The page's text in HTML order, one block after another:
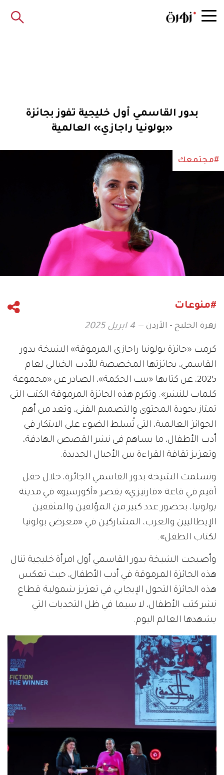
بدور القاسمي أول خليجية تفوز بجائزة
«بولونيا راجازي» العالمية
#مجتمعك
#منوعات
زهرة الخليج - الأردن 4 ابريل 2025
كرمت «جائزة بولونيا راجازي المرموقة» الشيخة بدور
القاسمي، بجائزتها المخصصة للأدب الخيالي لعام
2025، عن كتابها «بيت الحكمة»، الصادر عن «مجموعة
كلمات للنشر». وتكرم هذه الجائزة المرموقة الكتب التي
تمتاز بجودة المحتوى والتصميم الفني، وتعد من أهم
الجوائز العالمية، التي تُسلط الضوء على الابتكار في
أدب الأطفال، ما يساهم في نشر القصص الهادفة،
وتعزيز ثقافة القراءة بين الأجيال الجديدة.
وتسلمت الشيخة بدور القاسمي الجائزة، خلال حفل
أقيم في قاعة «فارنيزي» بقصر «أكورسيو» في مدينة
بولونيا، بحضور عدد كبير من المؤلفين والمثقفين
الإيطاليين والعرب، المشاركين في «معرض بولونيا
لكتاب الطفل».
وأصبحت الشيخة بدور القاسمي أول امرأة خليجية تنال
هذه الجائزة المرموقة في أدب الأطفال، حيث تعكس
هذه الجائزة التحول الإيجابي في تعزيز شمولية قطاع
نشر كتب الأطفال، لا سيما في ظل التحديات التي
يشهدها العالم اليوم.